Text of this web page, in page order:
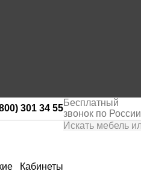
301 34 55
Бесплатный
звонок по России
Кабинеты